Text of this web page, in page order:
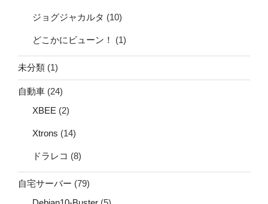
ジョグジャカルタ (10)
どこかにビューン！ (1)
未分類 (1)
自動車 (24)
XBEE (2)
Xtrons (14)
ドラレコ (8)
自宅サーバー (79)